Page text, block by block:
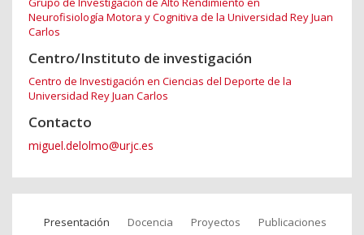
Neurofisiología Motora y Cognitiva de la Universidad Rey Juan
Carlos
Centro/Instituto de investigación
Centro de Investigación en Ciencias del Deporte de la
Universidad Rey Juan Carlos
Contacto
miguel.delolmo@urjc.es
Presentación Docencia Proyectos Publicaciones